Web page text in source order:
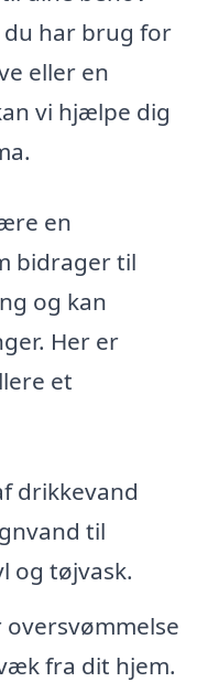
har brug for
eller en
vi hjælpe dig
en
bidrager til
og kan
Her er
et
drikkevand
til
og tøjvask.
fra dit hjem.